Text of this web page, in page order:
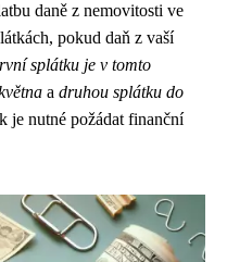
daně z nemovitosti ve
pokud daň z vaší
splátku je v tomto
a druhou splátku do
je nutné požádat finanční